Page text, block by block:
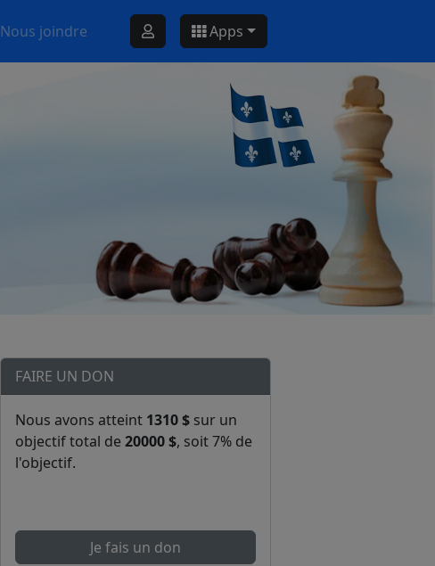
Nous joindre Apps
FAIRE UN DON
Nous avons atteint 1310 $ sur un
objectif total de 20000 $, soit 7% de
l'objectif.
Je fais un don